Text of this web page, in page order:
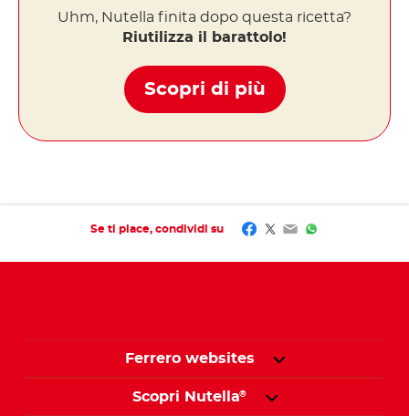
Uhm, Nutella finita dopo questa ricetta?
Riutilizza il barattolo!
Scopri di più
Se ti piace, condividi su Facebook
Twitter
EmailWhatsApp
Ferrero websites
Scopri Nutella®